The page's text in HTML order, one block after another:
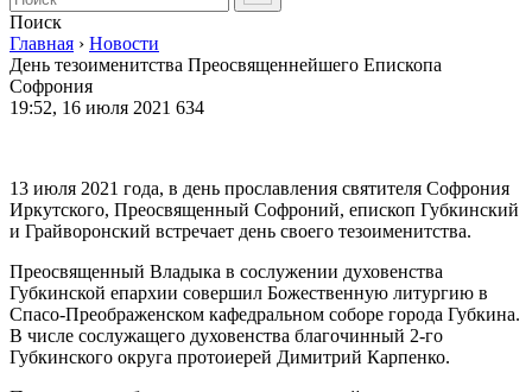
Поиск
Главная › Новости
День тезоименитства Преосвященнейшего Епископа
Софрония
19:52, 16 июля 2021 634
13 июля 2021 года, в день прославления святителя Софрония
Иркутского, Преосвященный Софроний, епископ Губкинский
и Грайворонский встречает день своего тезоименитства.
Преосвященный Владыка в сослужении духовенства
Губкинской епархии совершил Божественную литургию в
Спасо-Преображенском кафедральном соборе города Губкина.
В числе сослужащего духовенства благочинный 2-го
Губкинского округа протоиерей Димитрий Карпенко.